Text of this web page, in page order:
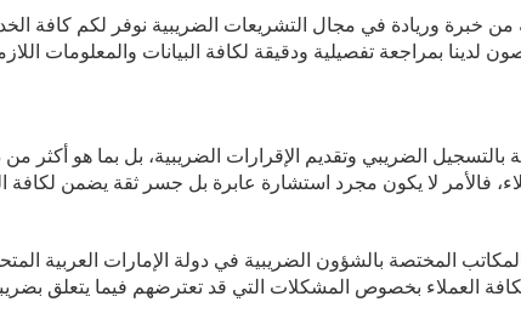
وريادة في مجال التشريعات الضريبية نوفر لكم كافة
بمراجعة تفصيلية ودقيقة لكافة البيانات والمعلومات
بالتسجيل الضريبي وتقديم الإقرارات الضريبية، بل بما هو
فالأمر لا يكون مجرد استشارة عابرة بل جسر ثقة يضمن لكافة
العملاء بخصوص المشكلات التي قد تعترضهم فيما يتعلق